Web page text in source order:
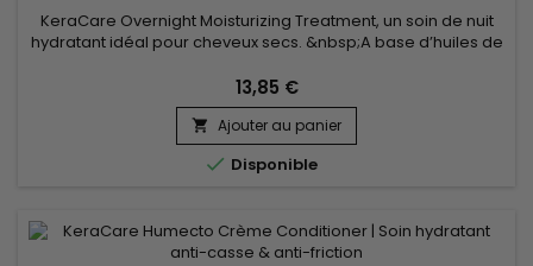
KeraCare Overnight Moisturizing Treatment, un soin de nuit
hydratant idéal pour cheveux secs. &nbsp;A base d’huiles de
émollientes, KeraCare Overnight assouplit, donne douceur et
hydrate en profondeur. &nbsp;Anti-frisottis, il permet de
démêler en douceur, évite la casse et revitalise le cheveu....
13,85 €
 Ajouter au panier
 Disponible